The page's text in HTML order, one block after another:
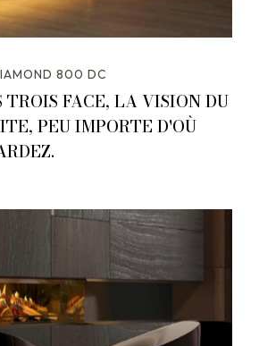
800 DC
TROIS FACE, LA VISION DU
PEU IMPORTE D'OÙ